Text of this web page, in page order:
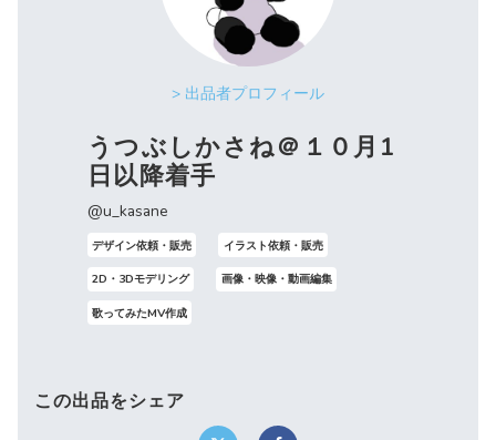
> 出品者プロフィール
うつぶしかさね＠１０月1
日以降着手
@u_kasane
デザイン依頼・販売 イラスト依頼・販売
2D・3Dモデリング 画像・映像・動画編集
歌ってみたMV作成
この出品をシェア